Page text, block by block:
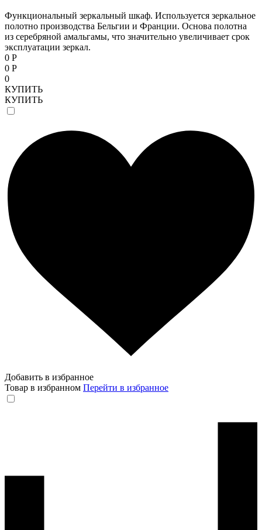
Функциональный зеркальный шкаф. Используется зеркальное
полотно производства Бельгии и Франции. Основа полотна
из серебряной амальгамы, что значительно увеличивает срок
эксплуатации зеркал.
0 Р
0 Р
0
КУПИТЬ
КУПИТЬ
Добавить в избранное
Товар в избранном Перейти в избранное